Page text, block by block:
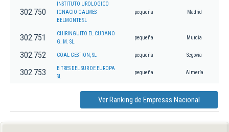
302.750
INSTITUTO UROLOGICO
IGNACIO GALMES
BELMONTE SL
pequeña Madrid
302.751
CHIRINGUITO EL CUBANO
G. M. SL.
pequeña Murcia
302.752 COAL GESTION, SL pequeña Segovia
302.753
B TRES DEL SUR DE EUROPA
SL
pequeña Almería
Ver Ranking de Empresas Nacional